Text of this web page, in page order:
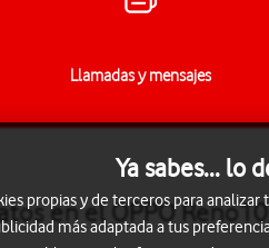
Llamadas y mensajes
en el OPPO
Ya sabes... lo
propias y de terceros para
más adaptada a tus